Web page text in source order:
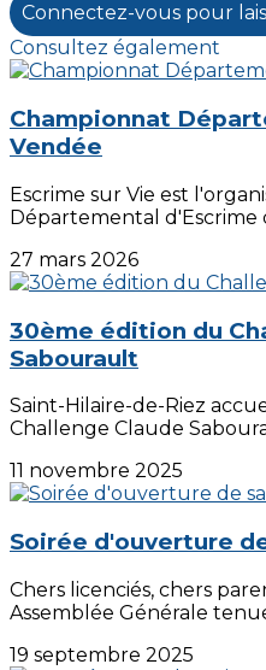
Connectez-vous pour
Consultez également
Championnat
Vendée
Escrime sur Vie est
Départemental d'Escrime
27 mars 2026
30ème édition du
Sabourault
Saint-Hilaire-de-Riez
Challenge Claude
11 novembre 2025
Soirée d'ouverture
Chers licenciés, chers
Assemblée Générale
19 septembre 2025